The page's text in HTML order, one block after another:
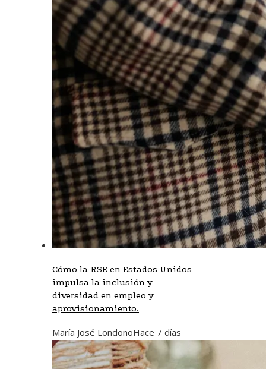
Cómo la RSE en Estados Unidos
impulsa la inclusión y
diversidad en empleo y
aprovisionamiento.
María José LondoñoHace 7 días